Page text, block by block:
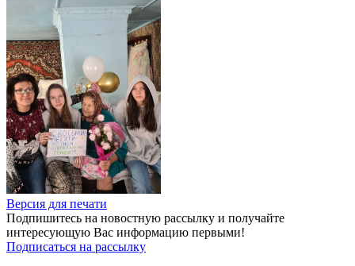
Версия для печати
Подпишитесь на новостную рассылку и получайте
интересующую Вас информацию первыми!
Подписаться на рассылку